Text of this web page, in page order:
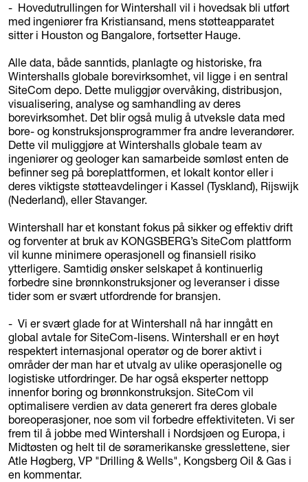
- Hovedutrullingen for Wintershall vil i hovedsak bli utført
med ingeniører fra Kristiansand, mens støtteapparatet
sitter i Houston og Bangalore, fortsetter Hauge.
Alle data, både sanntids, planlagte og historiske, fra
Wintershalls globale borevirksomhet, vil ligge i en sentral
SiteCom depo. Dette muliggjør overvåking, distribusjon,
visualisering, analyse og samhandling av deres
borevirksomhet. Det blir også mulig å utveksle data med
bore- og konstruksjonsprogrammer fra andre leverandører.
Dette vil muliggjøre at Wintershalls globale team av
ingeniører og geologer kan samarbeide sømløst enten de
befinner seg på boreplattformen, et lokalt kontor eller i
deres viktigste støtteavdelinger i Kassel (Tyskland), Rijswijk
(Nederland), eller Stavanger.
Wintershall har et konstant fokus på sikker og effektiv drift
og forventer at bruk av KONGSBERG’s SiteCom plattform
vil kunne minimere operasjonell og finansiell risiko
ytterligere. Samtidig ønsker selskapet å kontinuerlig
forbedre sine brønnkonstruksjoner og leveranser i disse
tider som er svært utfordrende for bransjen.
- Vi er svært glade for at Wintershall nå har inngått en
global avtale for SiteCom-lisens. Wintershall er en høyt
respektert internasjonal operatør og de borer aktivt i
områder der man har et utvalg av ulike operasjonelle og
logistiske utfordringer. De har også eksperter nettopp
innenfor boring og brønnkonstruksjon. SiteCom vil
optimalisere verdien av data generert fra deres globale
boreoperasjoner, noe som vil forbedre effektiviteten. Vi ser
frem til å jobbe med Wintershall i Nordsjøen og Europa, i
Midtøsten og helt til de søramerikanske gresslettene, sier
Atle Høgberg, VP "Drilling & Wells", Kongsberg Oil & Gas i
en kommentar.